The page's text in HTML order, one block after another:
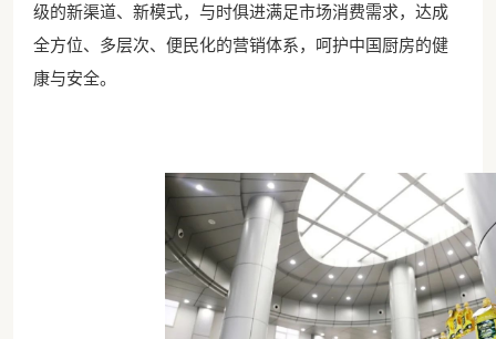
级的新渠道、新模式，与时俱进满足市场消费需求，达成
全方位、多层次、便民化的营销体系，呵护中国厨房的健
康与安全。